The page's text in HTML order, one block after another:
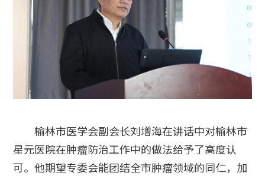
榆林市医学会副会长刘增海在讲话中对榆林市
星元医院在肿瘤防治工作中的做法给予了高度认
可。他期望专委会能团结全市肿瘤领域的同仁，加